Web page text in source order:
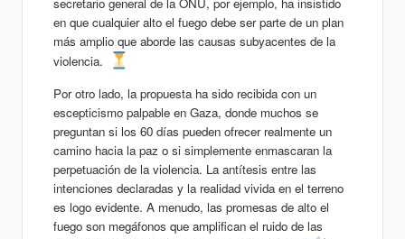
en que cualquier alto el fuego debe ser parte de un plan
más amplio que aborde las causas subyacentes de la
violencia.
Por otro lado, la propuesta ha sido recibida con un
escepticismo palpable en Gaza, donde muchos se
preguntan si los 60 días pueden ofrecer realmente un
camino hacia la paz o si simplemente enmascaran la
perpetuación de la violencia. La antítesis entre las
intenciones declaradas y la realidad vivida en el terreno
es logo evidente. A menudo, las promesas de alto el
fuego son megáfonos que amplifican el ruido de las